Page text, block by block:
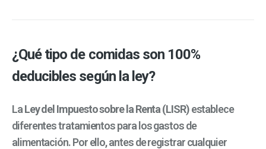
¿Qué tipo de comidas son 100%
deducibles según la ley?
LaLey del Impuesto sobre la Renta (LISR)establece
diferentes tratamientos para los gastos de
alimentación. Por ello, antes de registrar cualquier